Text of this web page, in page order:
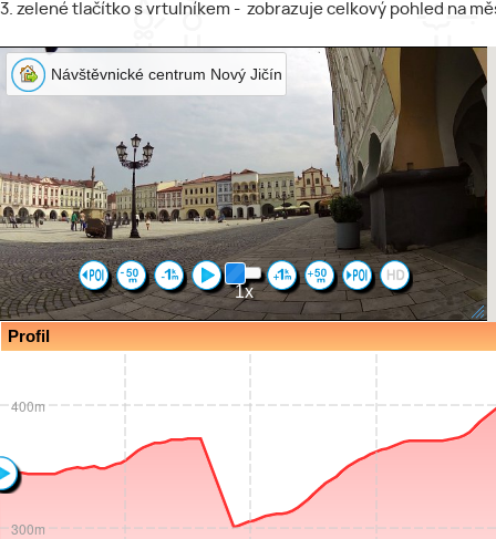
3. zelené tlačítko s vrtulníkem - zobrazuje celkový pohled na